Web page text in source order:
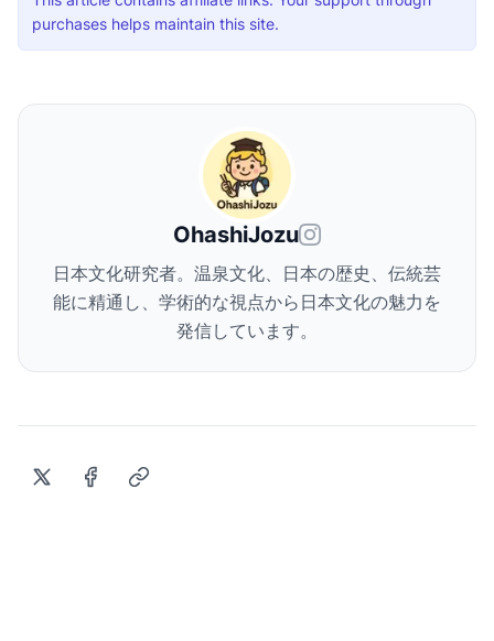
purchases helps maintain this site.
OhashiJozu
日本文化研究者。温泉文化、日本の歴史、伝統芸
能に精通し、学術的な視点から日本文化の魅力を
発信しています。